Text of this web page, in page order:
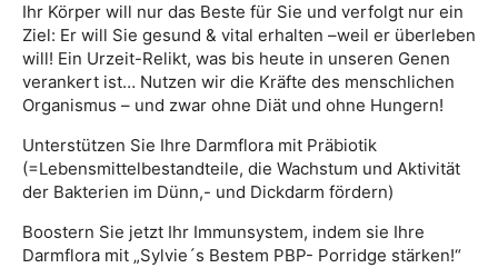
Ihr Körper will nur das Beste für Sie und verfolgt nur ein
Ziel: Er will Sie gesund & vital erhalten –weil er überleben
will! Ein Urzeit-Relikt, was bis heute in unseren Genen
verankert ist… Nutzen wir die Kräfte des menschlichen
Organismus – und zwar ohne Diät und ohne Hungern!
Unterstützen Sie Ihre Darmflora mit Präbiotik
(=Lebensmittelbestandteile, die Wachstum und Aktivität
der Bakterien im Dünn,- und Dickdarm fördern)
Boostern Sie jetzt Ihr Immunsystem, indem sie Ihre
Darmflora mit „Sylvie´s Bestem PBP- Porridge stärken!“